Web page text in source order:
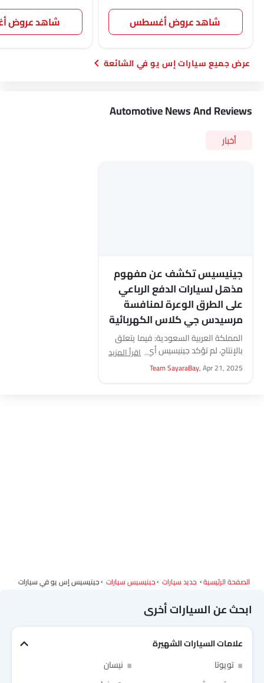
شاهد عروض أغسطس شاهد عروض
سيارات إس يو في الشائعة
Automotive News And Reviews
أخبار
جينيسيس تكشف عن مفهوم
مذهل لسيارات الدفع الرباعي
على الطرق الوعرة لمنافسة
مرسيدس جي كلاس الكهربائية
المملكة العربية السعودية: فيما يتعلق
بالإنتاج، لم تؤكد جينيسيس أي شيء، لكن
التصميم المبسط ألمح إلى جاهزية الإنتاج.
كشفت شركة...
اقرأ المزيد
Team SayaraBay,Apr 21, 2025
الصفحة الرئيسية جديد سيارات جينيسيس سيارات جينيسيس إس يو في سيارات
ابحث عن السيارات أخرى
علامات السيارات الشهيرة
تويوتا
نيسان